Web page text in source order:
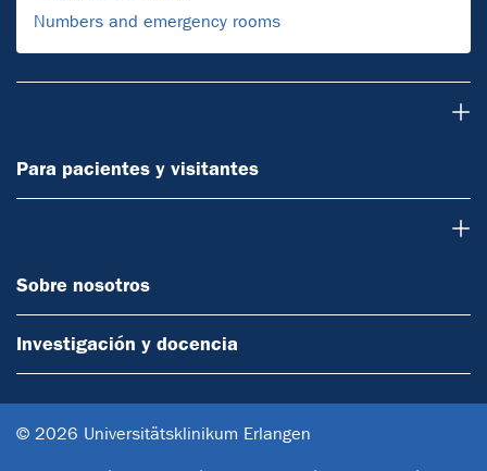
Numbers and emergency rooms
Para pacientes y visitantes
Sobre nosotros
Investigación y docencia
© 2026 Universitätsklinikum Erlangen